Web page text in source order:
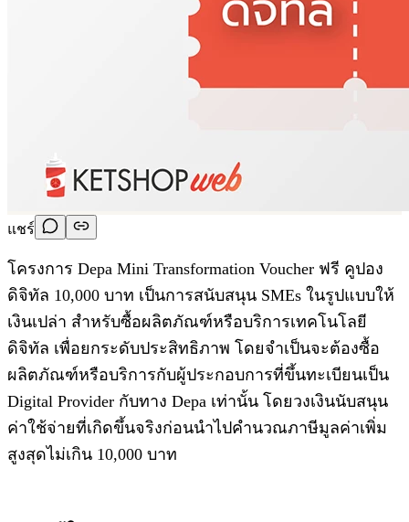
แชร์
โครงการ Depa Mini Transformation Voucher ฟรี คูปอง
ดิจิทัล 10,000 บาท เป็นการสนับสนุน SMEs ในรูปแบบให้
เงินเปล่า สำหรับซื้อผลิตภัณฑ์หรือบริการเทคโนโลยี
ดิจิทัล เพื่อยกระดับประสิทธิภาพ โดยจำเป็นจะต้องซื้อ
ผลิตภัณฑ์หรือบริการกับผู้ประกอบการที่ขึ้นทะเบียนเป็น
Digital Provider กับทาง Depa เท่านั้น โดยวงเงินนับสนุน
ค่าใช้จ่ายที่เกิดขึ้นจริงก่อนนำไปคำนวณภาษีมูลค่าเพิ่ม
สูงสุดไม่เกิน 10,000 บาท